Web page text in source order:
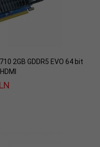
2GB GDDR5 EVO 64 bit